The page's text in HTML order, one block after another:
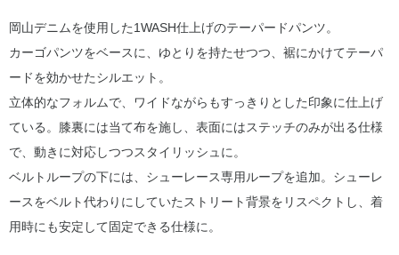
岡山デニムを使用した1WASH仕上げのテーパードパンツ。
カーゴパンツをベースに、ゆとりを持たせつつ、裾にかけてテーパ
ードを効かせたシルエット。
立体的なフォルムで、ワイドながらもすっきりとした印象に仕上げ
ている。膝裏には当て布を施し、表面にはステッチのみが出る仕様
で、動きに対応しつつスタイリッシュに。
ベルトループの下には、シューレース専用ループを追加。シューレ
ースをベルト代わりにしていたストリート背景をリスペクトし、着
用時にも安定して固定できる仕様に。